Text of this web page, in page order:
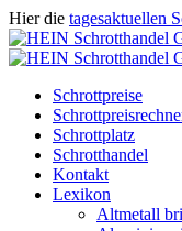
Zum
Inhalt
springen
Hier die tagesaktuellen
Facebook
Instagram
WhatsApp
Twitter
E-
Mail
Schrottpreise
Schrottplatz
Schrotthandel
Kontakt
Lexikon
Altmetall